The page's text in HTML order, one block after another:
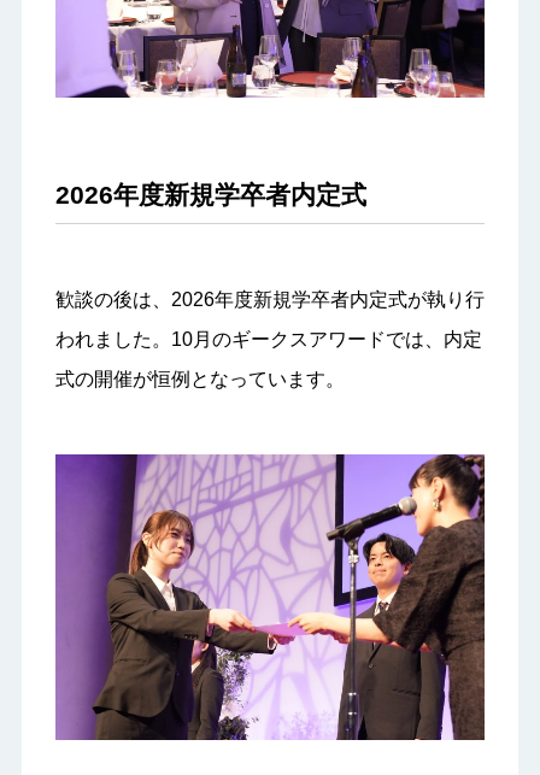
2026年度新規学卒者内定式
歓談の後は、2026年度新規学卒者内定式が執り行
われました。10月のギークスアワードでは、内定
式の開催が恒例となっています。